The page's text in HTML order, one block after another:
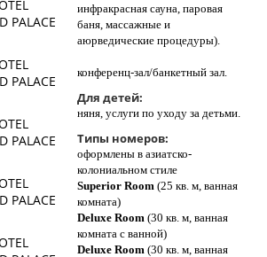
инфракрасная сауна, паровая
баня, массажные и
аюрведические процедуры).
конференц-зал/банкетный зал.
Для детей:
няня, услуги по уходу за детьми.
Типы номеров:
оформлены в азиатско-
колониальном стиле
Superior Room (25 кв. м, ванная
комната)
Deluxe Room (30 кв. м, ванная
комната с ванной)
Deluxe Room (30 кв. м, ванная